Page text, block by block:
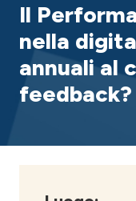
Il
nella
annuali al
feedback?